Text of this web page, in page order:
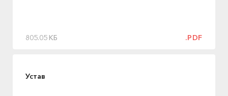
805.05 КБ .PDF
Устав